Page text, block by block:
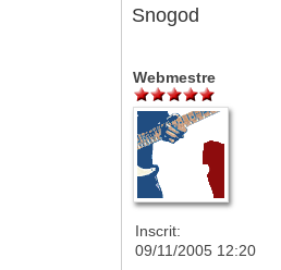
Snogod
Webmestre
Inscrit:
09/11/2005 12:20